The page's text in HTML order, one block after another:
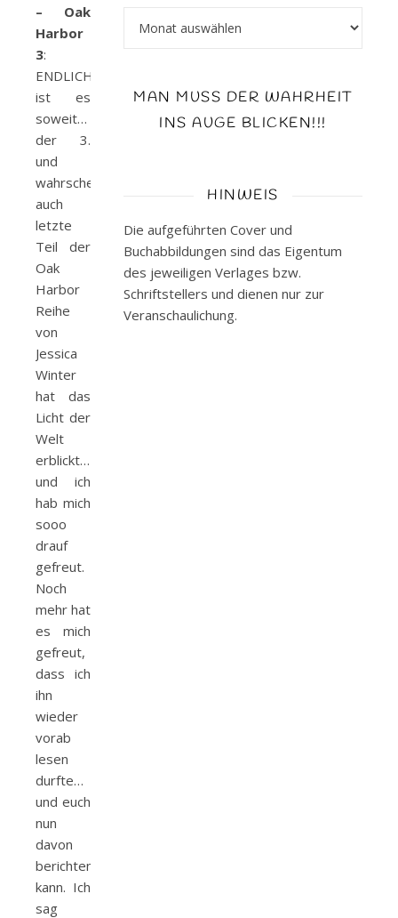
– Oak
Harbor
3:
ENDLICH
ist es
soweit…
der 3.
und
wahrscheinlich
auch
letzte
Teil der
Oak
Harbor
Reihe
von
Jessica
Winter
hat das
Licht der
Welt
erblickt…
und ich
hab mich
sooo
drauf
gefreut.
Noch
mehr hat
es mich
gefreut,
dass ich
ihn
wieder
vorab
lesen
durfte…
und euch
nun
davon
berichten
kann. Ich
sag
MAN MUSS DER WAHRHEIT
INS AUGE BLICKEN!!!
HINWEIS
Die aufgeführten Cover und
Buchabbildungen sind das Eigentum
des jeweiligen Verlages bzw.
Schriftstellers und dienen nur zur
Veranschaulichung.